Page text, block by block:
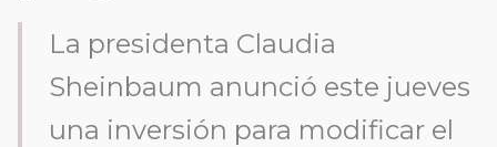
La presidenta Claudia
Sheinbaum anunció este jueves
una inversión para modificar el